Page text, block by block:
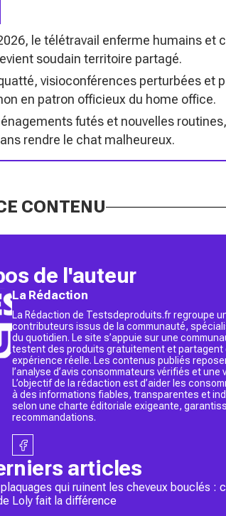
le télétravail enferme humains et
soudain territoire partagé.
visioconférences perturbées et
en patron officieux du home office.
futés et nouvelles
rendre le chat malheureux.
CONTENU
de l'auteur
La Rédaction
La Rédaction de Testsdeproduits.fr regroupe
contributeurs issus de la communauté,
du quotidien. Le site s’appuie sur une
testent des produits gratuitement et
expérience réelle. Les contenus publiés
l’analyse d’avis consommateurs vérifiés et
L’objectif de la rédaction est d’aider les
à des informations fiables, transparentes et
selon une charte éditoriale exigeante,
recommandations.
articles
qui ruinent les cheveux bouclés :
Loly fait la différence